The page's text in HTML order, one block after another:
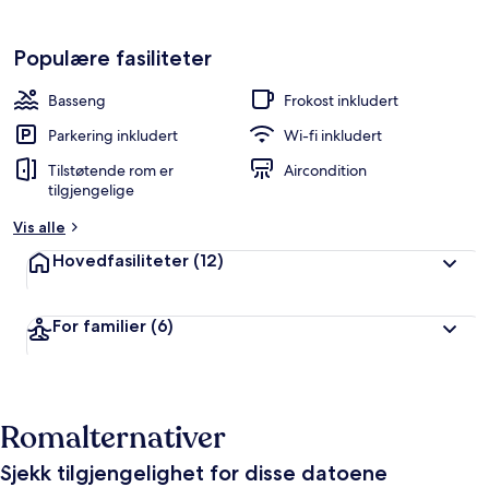
Populære fasiliteter
Basseng
Frokost inkludert
Parkering inkludert
Wi-fi inkludert
Tilstøtende rom er
tilgjengelige
Aircondition
Vis alle
Hovedfasiliteter (12)
For familier (6)
Romalternativer
Sjekk tilgjengelighet for disse datoene